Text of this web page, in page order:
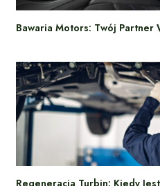
Bawaria Motors: Twój Partner
Regeneracja Turbin: Kiedy